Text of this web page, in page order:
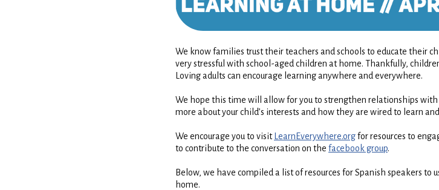
We know families trust their teachers and schools to educate their
very stressful with school-aged children at home. Thankfully,
Loving adults can encourage learning anywhere and everywhere.
We hope this time will allow for you to strengthen relationships with
more about your child’s interests and how they are wired to learn
We encourage you to visit LearnEverywhere.orgfor resources to
to contribute to the conversation on the facebook group.
Below, we have compiled a list of resources for Spanish speakers
home.